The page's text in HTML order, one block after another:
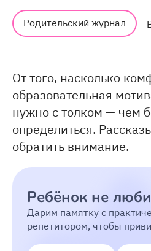
Родительский журнал
От того, насколько
образовательная
нужно с толком — чем
определиться.
обратить внимание.
Ребёнок не
Дарим памятку с
репетитором, чтобы